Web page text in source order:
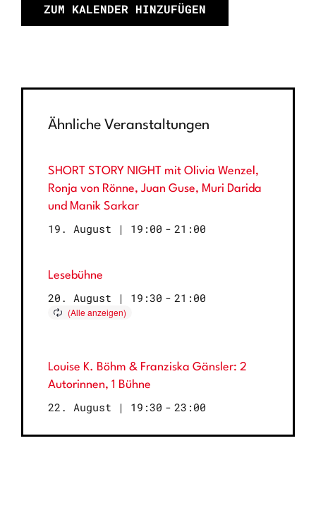
ZUM KALENDER HINZUFÜGEN
Ähnliche Veranstaltungen
SHORT STORY NIGHT mit Olivia Wenzel,
Ronja von Rönne, Juan Guse, Muri Darida
und Manik Sarkar
19. August | 19:00 - 21:00
Lesebühne
20. August | 19:30 - 21:00
Louise K. Böhm & Franziska Gänsler: 2
Autorinnen, 1 Bühne
22. August | 19:30 - 23:00